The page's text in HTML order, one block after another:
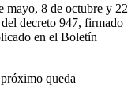
mayo, 8 de octubre y 22
decreto 947, firmado
en el Boletín
queda